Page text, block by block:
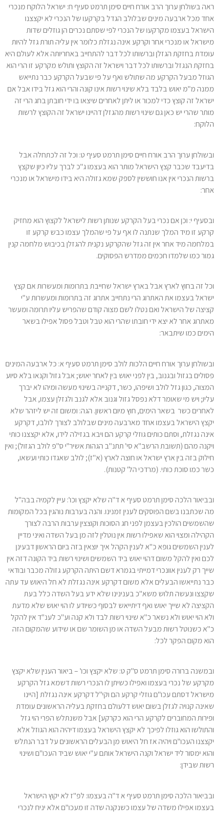
ראה בשולחן ערוך הרב אורח חיים סימן תרמט סעיף ח: ישראל הלוקח מנכרי
אחד מכל ארבעה מינים שבלולב הגדל בקרקעו של הנכרי לא יקצצנו
הישראל בעצמו מקרקעו של הנכרי לפי שסתם נכרים הן גוזלים שדות
מישראל או מנכרי אחר וקרקע אינה נגזלת כלומר אין עליה תורת גזל להיות
עומדת בחזקת הגזלן וברשותו לכל דבר להתחייב באחריותה אלא לעולם היא
בחזקת הנגזל וברשותו לכל דבר וישראל זה הקוצץ ותולש מקרקע זו הרי הוא
הגוזל מבעל הקרקע מה שתולש ואף על פי שבעל הקרקע כבר נתייאש
ממנה מ"מ יאוש בלבד בלא שינוי רשות אינו קונה והרי הוא גזל בידו אבל אם
ישראל זה קוצץ כדי למכור או ליתן לאחרים שיצאו בו ידי חובתן בחג הרי זה
מותר שהרי יש כאן גם שינוי רשות מהגזלן דהיינו ישראל זה הקוצץ לרשות
הלוקח:
ובשולחן ערוך הרב אורח חיים סימן תרמט סעיף ט: וכל זה לכתחלה אבל
בדיעבד שכבר קצץ הישראל מותר הוא בעצמו ג"כ לברך עליו כיון שקצץ
ברשות הנכרי אין אנו חוששין לספק שמא גזולה היא בידו מישראל או מנכרי
אחר:
ובסעיף י: וכן אם נכרי בעל הקרקע שנותן רשות לישראל לקצוץ הוא מחזיק
קרקע זו מיד המלך שנתנה לו אף על פי שהמלך עצמו כבש קרקע זו
במלחמה מיד אחר אין זה גזל שהקרקע נקנית להגזלן בכיבוש מלחמה קנין
גמור כמו שלמדו חכמים ממדרש הפסוקים.
וכל זה בחוץ לארץ אבל בארץ ישראל שחייבת בתרומות ומעשרות אם קצץ
ישראל בעצמו את האתרוג הרי נתחייב אתרוג זה בתרומות ומעשרות ע"י
קציצה של הישראל ואם נטלו לשם מצוה קודם שהפריש עליו תרומה ומעשר
מאתרוג אחר לא יצא ידי חובתו שהרי הוא טבל וטבל פסול אפילו בשאר
הימים כמו שיתבאר:
ובשולחן ערוך אורח חיים הלכות לולב סימן תרמט סעיף א: כל ארבעה המינים
פסולים בגזול ובגנוב, בין לפני יאוש בין לאחר יאוש; אבל גזול וקנאו בלא סיוע
המצוה, כגון גזל לולב ושיפהו, כשר, דקנייה בשינוי מעשה ומיהו לא יברך
עליו; ויש מי שאומר דלא נפסל גזול וגנוב אלא לגנב ולגזלן עצמו, אבל
לאחרים כשר בשאר הימים, חוץ מיום ראשון. הגה: ומשום זה יש ליזהר שלא
יקצץ הישראל בעצמו אחד מארבעה מינים שבלולב לצורך לולבו, דקרקע
אינה נגזלת, וסתם כותים גוזלי קרקע הם ויבא בגזילה לידו, אלא יקצצנו כותי
ויקנה מהם (תשובת הרשב"א סי' תתנ"ב הגהות אשיר"י ס"פ לולב הגזול); ואין
חילוק בזה בין ארץ ישראל או חוצה לארץ (א"ז); לולב שאגדו כותי ועשאו,
כשר כמו סוכת כותי. (מרדכי הל' קטנות).
ובביאור הלכה סימן תרמט סעיף א ד"ה שלא יקצץ וכו': עיין לקמיה בבה"ל
מה שכתבנו בשם הפוסקים לענין זמנינו. והנה בערבות נוהגין בכל המקומות
שהשמשים הולכין בעצמן לפני חג הסוכות וקוצצין ערבות הרבה לצורך
הקהילה ומצוי הוא שאפילו רשות אין נוטלין לזה מן בעל השדה ואיני מדיין
לענין השמשים גופא כ"א לענין הקהל איך יוצאין בזה ביום הראשון דבעינן
לכם ואין להקל משום דהוי יאוש ביד השמשים ושינוי רשות ביד הקונה דזה אין
שייך רק לענין אוונכרי דמייתי בגמרא דשם היתה הקרקע גזולה מכבר ובודאי
כבר נתייאשו הבעלים אלא משום דקרקע אינה נגזלת לא חל היאוש עד עתה
שקצצו ונעשה תלוש משא"כ בענינינו שלא ידע בעל השדה כלל בעת
הקציצה לא שייך יאוש ואף דיתייאש לבסוף כשיודע לו הוי יאוש שלא מדעת
ולא הוי יאוש ולא נשאר כ"א שינוי רשות לבד ולא קנה וע"כ לענ"ד אין להקל
כ"א כשנוטל רשות מבעל השדה או מן השומר שם או שידוע שהמקום הזה
הוא מקום הפקר לכל:
ובמשנה ברורה סימן תרמט ס"ק ט: שלא יקצץ וכו' – ביאור הענין שלא יקצץ
מקרקע של נכרי בעצמו ואפילו כשיתן לו הנכרי רשות דשמא גזל הקרקע
מישראל דסתם עכו"ם גוזלי קרקע הם וקי"ל דקרקע אינה נגזלת [היינו
שאינה קנויה לגזלן בשום יאוש דלעולם בחזקת בעליה הראשונים עומדת
ופירות המחוברים לקרקע הרי הוא כקרקע] אבל משנתלש הפרי הוי גזל
והתולשו הוא גוזלו לפיכך לא יקצץ הישראל בעצמו דיהיה הוא הגוזל אלא
יקצצנו העכו"ם ויהיה אז חל היאוש מן הבעלים הראשונים על דבר הנתלש
והוא ימסור ליד ישראל וקנה הישראל אותם ע"י יאוש שביד העכו"ם ושינוי
רשות שבידן:
ובביאור הלכה סימן תרמט סעיף א ד"ה בעצמו: לפ"ז לא יקוץ הישראל
בעצמו אפילו משדה של עצמו כשנקנה שדה זו מעכו"ם אלא יניח לנכרי